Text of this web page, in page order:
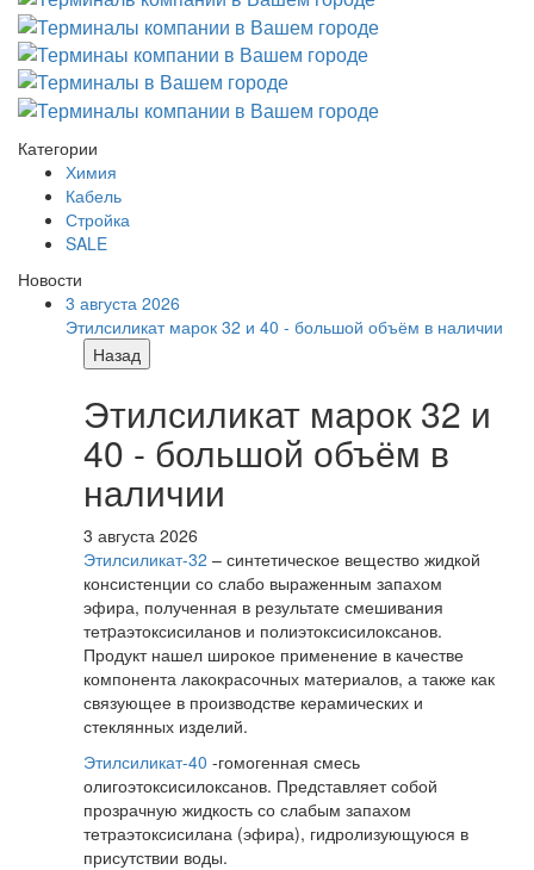
Категории
Химия
Кабель
Стройка
SALE
Новости
3 августа 2026
Этилсиликат марок 32 и 40 - большой объём в наличии
Назад
Этилсиликат марок 32 и
40 - большой объём в
наличии
3 августа 2026
Этилсиликат-32 – синтетическое вещество жидкой
консистенции со слабо выраженным запахом
эфира, полученная в результате смешивания
тетpаэтоксисиланов и полиэтоксисилоксанов.
Продукт нашел широкое применение в качестве
компонента лакокрасочных материалов, а также как
связующее в производстве керамических и
стеклянных изделий.
Этилсиликат-40 -гомогенная смесь
олигоэтоксисилоксанов. Представляет собой
прозрачную жидкость со слабым запахом
тетраэтоксисилана (эфира), гидролизующуюся в
присутствии воды.